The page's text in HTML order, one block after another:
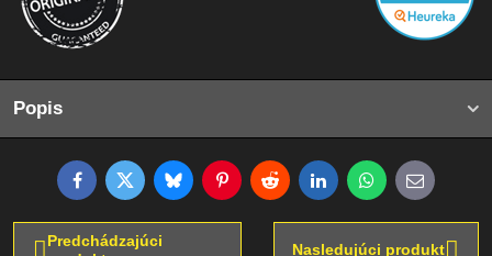
Popis
FacebookTwitterBlueskyPinterestRedditLinkedInWhatsApp
E-
mail
Predchádzajúci
Nasledujúci produkt